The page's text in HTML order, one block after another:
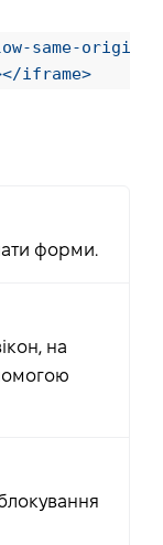
same-
iframe>
форми.
на